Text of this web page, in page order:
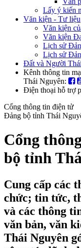
Lấy ý kiến
Văn kiện - Tư liệu
Văn kiện
Văn kiện
Lịch sử
Lịch sử
Đất và Người
Kênh thông tin
Thái Nguyên:
Điện thoại hỗ trợ
Cổng thông tin điện tử
Đảng bộ tỉnh Thái
Cổng
bộ tỉnh
Cung cấp các
chức; tin tức,
và các thông
văn bản, văn
Thái Nguyên